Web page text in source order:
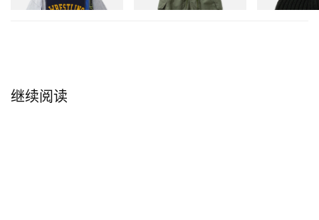
继续阅读